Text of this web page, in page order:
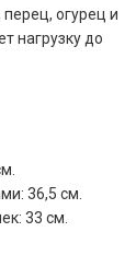
огурец и
нагрузку до
36,5 см.
33 см.